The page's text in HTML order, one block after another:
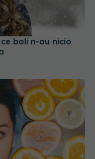
ce boli n-au nicio